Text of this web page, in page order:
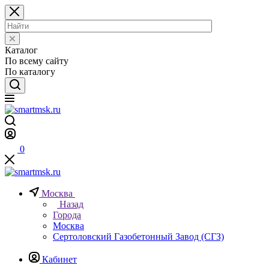
Каталог
По всему сайту
По каталогу
0
Москва
Назад
Города
Москва
Сертоловский Газобетонный Завод (СГЗ)
Кабинет